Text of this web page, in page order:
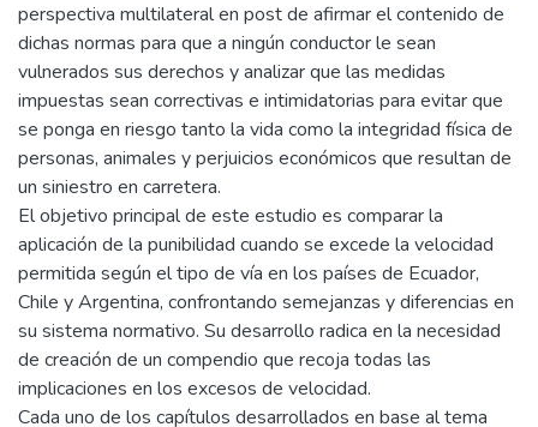
perspectiva multilateral en post de afirmar el contenido de
dichas normas para que a ningún conductor le sean
vulnerados sus derechos y analizar que las medidas
impuestas sean correctivas e intimidatorias para evitar que
se ponga en riesgo tanto la vida como la integridad física de
personas, animales y perjuicios económicos que resultan de
un siniestro en carretera.
El objetivo principal de este estudio es comparar la
aplicación de la punibilidad cuando se excede la velocidad
permitida según el tipo de vía en los países de Ecuador,
Chile y Argentina, confrontando semejanzas y diferencias en
su sistema normativo. Su desarrollo radica en la necesidad
de creación de un compendio que recoja todas las
implicaciones en los excesos de velocidad.
Cada uno de los capítulos desarrollados en base al tema